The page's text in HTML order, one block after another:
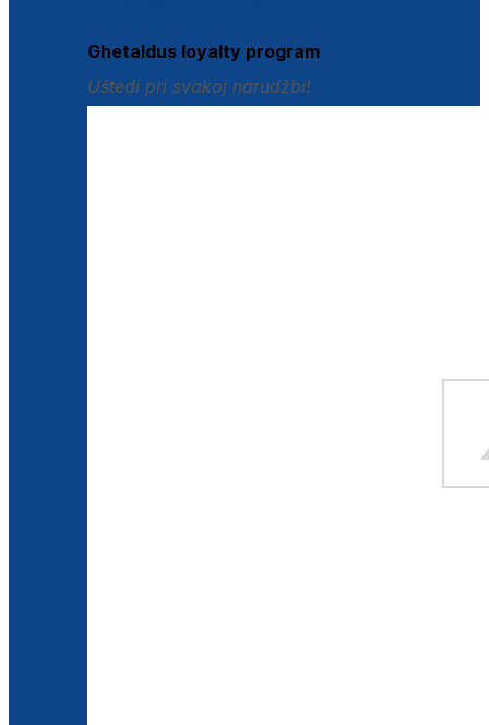
Ghetaldus loyalty program
Uštedi pri svakoj narudžbi!